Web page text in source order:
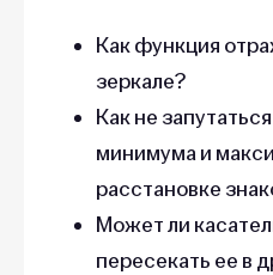
Как функция
зеркале?
Как не
минимума и
расстановке
Может ли
пересекать ее в